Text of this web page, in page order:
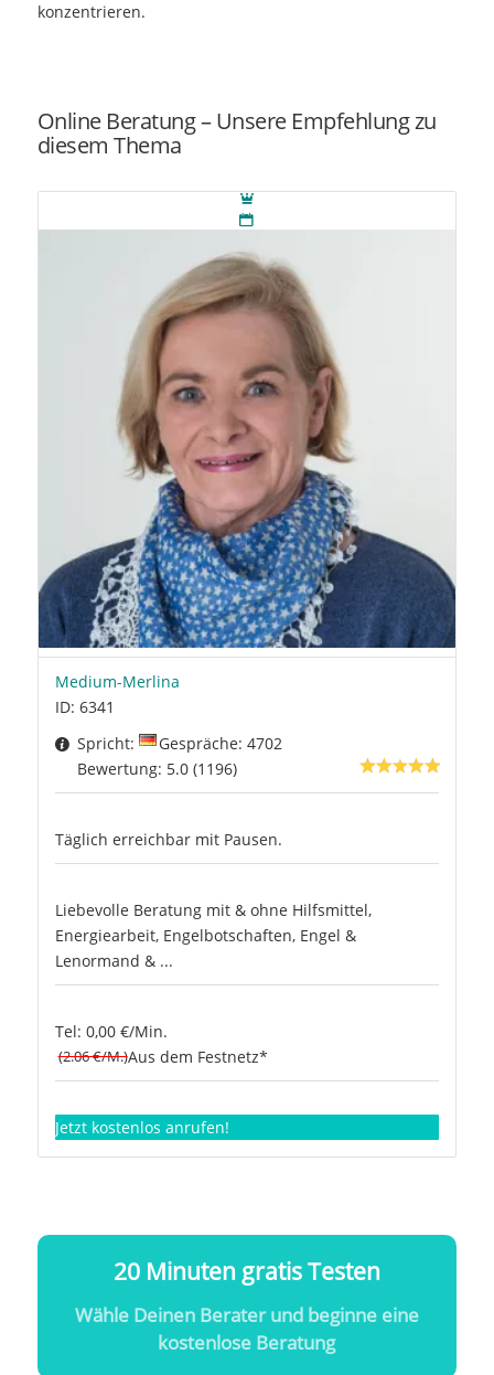
konzentrieren.
Online Beratung – Unsere Empfehlung zu
diesem Thema
Medium-Merlina
ID: 6341
Spricht:
Gespräche: 4702
Bewertung: 5.0 (1196)
Täglich erreichbar mit Pausen.
Liebevolle Beratung mit & ohne Hilfsmittel,
Energiearbeit, Engelbotschaften, Engel &
Lenormand & ...
Tel: 0,00 €/Min.
(2.06 €/M.)Aus dem Festnetz*
Jetzt kostenlos anrufen!
20 Minuten gratis Testen
Wähle Deinen Berater und beginne eine
kostenlose Beratung